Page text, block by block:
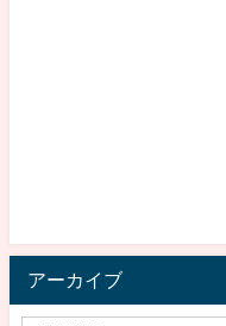
アーカイブ